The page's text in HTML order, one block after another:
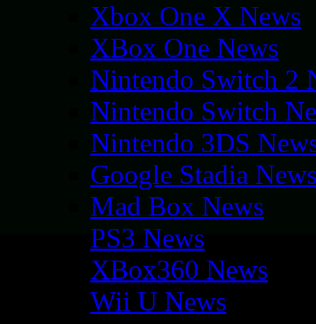
Xbox One X News
XBox One News
Nintendo Switch 2
Nintendo Switch
Nintendo 3DS
Google Stadia
Mad Box News
PS3 News
XBox360 News
Wii U News